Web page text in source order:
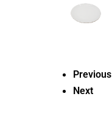
Previous
Next